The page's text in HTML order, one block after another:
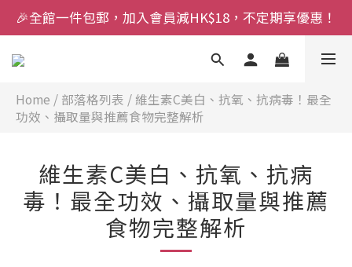
🎉全館一件包郵，加入會員減HK$18，不定期享優惠！
Home / 部落格列表 / 維生素C美白、抗氧、抗病毒！最全
功效、攝取量與推薦食物完整解析
維生素C美白、抗氧、抗病
毒！最全功效、攝取量與推薦
食物完整解析